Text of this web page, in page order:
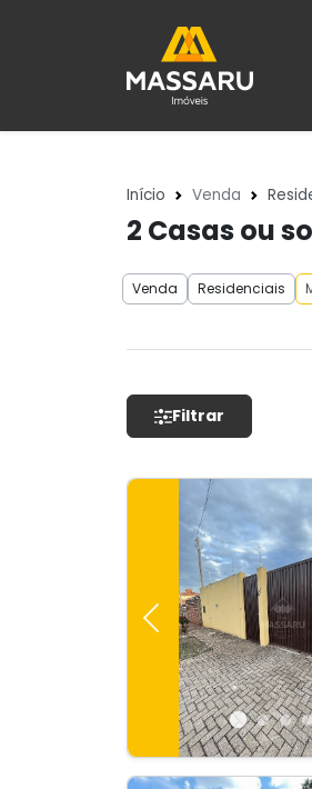
Início Venda
2 Casas ou
Venda Residenciais
Filtrar
Previous